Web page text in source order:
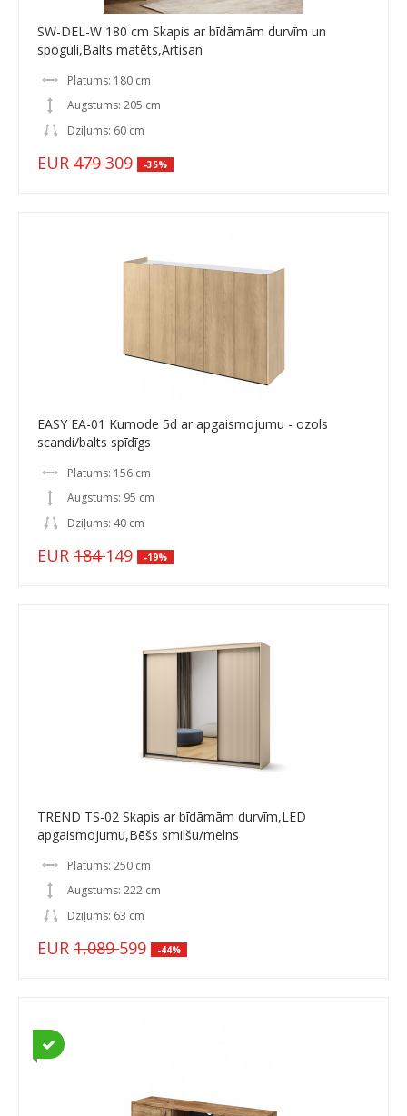
SW-DEL-W 180 cm Skapis ar bīdāmām durvīm un
spoguli,Balts matēts,Artisan
Platums: 180 cm
Augstums: 205 cm
Dziļums: 60 cm
EUR 479309 -35%
EASY EA-01 Kumode 5d ar apgaismojumu - ozols
scandi/balts spīdīgs
Platums: 156 cm
Augstums: 95 cm
Dziļums: 40 cm
EUR 184149 -19%
TREND TS-02 Skapis ar bīdāmām durvīm,LED
apgaismojumu,Bēšs smilšu/melns
Platums: 250 cm
Augstums: 222 cm
Dziļums: 63 cm
EUR 1,089599 -44%